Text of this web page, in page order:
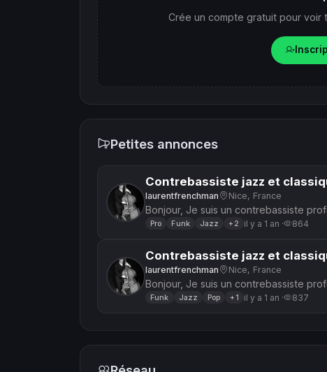
Crée un compte gratuit pour voir
Petites annonces
Contrebassiste jazz et
laurentfrenchman Nice, France
Bonjour, Je suis un contrebassiste professionnel, jazz et classique, également
bassiste, diplômé conservatoire et je...
Pro Funk Jazz +2 il y a 1 an · 864
Contrebassiste jazz et
laurentfrenchman Nice, France
Bonjour, Je suis un contrebassiste professionnel, jazz et classique, également
bassiste, diplômé conservatoire et je...
Funk Jazz Pop +1 il y a 1 an · 837